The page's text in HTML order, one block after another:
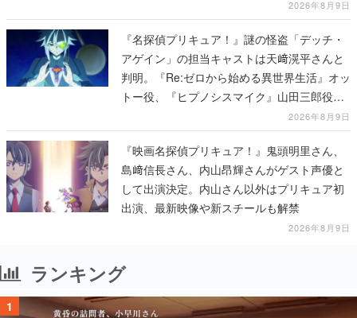
2026年8月9日
『名探偵プリキュア！』謎の怪盗「デッチ・
アゲイン」の担当キャストは天﨑滉平さんと
判明。『Re:ゼロから始める異世界生活』オッ
トー役、『ヒプノシスマイク』山田三郎役な
2026年8月9日
『映画名探偵プリキュア！』鬼頭明里さん、
島﨑信長さん、内山昂輝さんがゲスト声優と
して出演決定。内山さん以外はプリキュア初
出演、最新映像や新スチールも解禁
2026年8月9日
ランキング
1